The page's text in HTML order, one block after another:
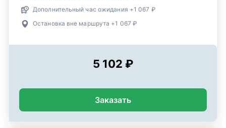
Дополнительный час ожидания +1 067 ₽
Остановка вне маршрута +1 067 ₽
5 102 ₽
Заказать